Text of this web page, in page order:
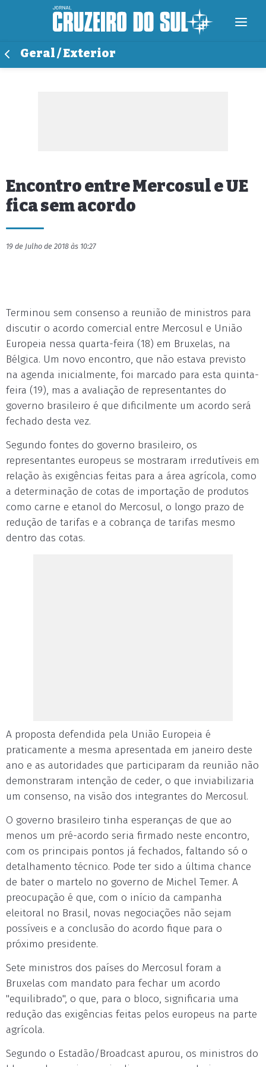
Geral / Exterior
Encontro entre Mercosul e UE
fica sem acordo
19 de Julho de 2018 às 10:27
Terminou sem consenso a reunião de ministros para
discutir o acordo comercial entre Mercosul e União
Europeia nessa quarta-feira (18) em Bruxelas, na
Bélgica. Um novo encontro, que não estava previsto
na agenda inicialmente, foi marcado para esta quinta-
feira (19), mas a avaliação de representantes do
governo brasileiro é que dificilmente um acordo será
fechado desta vez.
Segundo fontes do governo brasileiro, os
representantes europeus se mostraram irredutíveis em
relação às exigências feitas para a área agrícola, como
a determinação de cotas de importação de produtos
como carne e etanol do Mercosul, o longo prazo de
redução de tarifas e a cobrança de tarifas mesmo
dentro das cotas.
A proposta defendida pela União Europeia é
praticamente a mesma apresentada em janeiro deste
ano e as autoridades que participaram da reunião não
demonstraram intenção de ceder, o que inviabilizaria
um consenso, na visão dos integrantes do Mercosul.
O governo brasileiro tinha esperanças de que ao
menos um pré-acordo seria firmado neste encontro,
com os principais pontos já fechados, faltando só o
detalhamento técnico. Pode ter sido a última chance
de bater o martelo no governo de Michel Temer. A
preocupação é que, com o início da campanha
eleitoral no Brasil, novas negociações não sejam
possíveis e a conclusão do acordo fique para o
próximo presidente.
Sete ministros dos países do Mercosul foram a
Bruxelas com mandato para fechar um acordo
"equilibrado", o que, para o bloco, significaria uma
redução das exigências feitas pelos europeus na parte
agrícola.
Segundo o Estadão/Broadcast apurou, os ministros do